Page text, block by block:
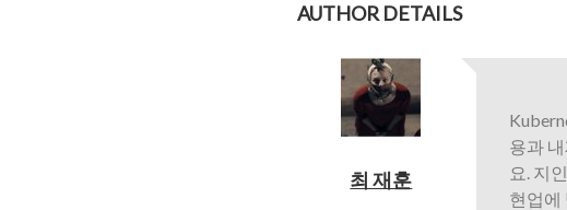
AUTHOR DETAILS
최 재훈
용과
요. 지
현업에